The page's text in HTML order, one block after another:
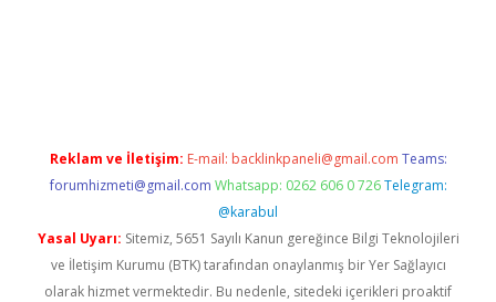
Reklam ve İletişim: E-mail: backlinkpaneli@gmail.com Teams:
forumhizmeti@gmail.com Whatsapp: 0262 606 0 726 Telegram:
@karabul
Yasal Uyarı: Sitemiz, 5651 Sayılı Kanun gereğince Bilgi Teknolojileri
ve İletişim Kurumu (BTK) tarafından onaylanmış bir Yer Sağlayıcı
olarak hizmet vermektedir. Bu nedenle, sitedeki içerikleri proaktif